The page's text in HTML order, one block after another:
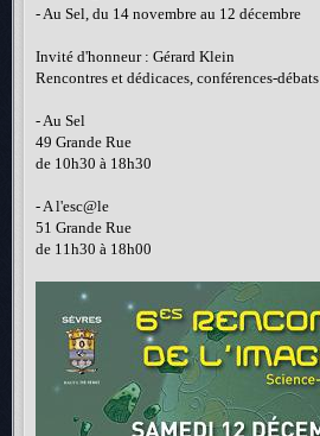
- Au Sel, du 14 novembre au 12 décembre
Invité d'honneur : Gérard Klein
Rencontres et dédicaces, conférences-débats
- Au Sel
49 Grande Rue
de 10h30 à 18h30
- A l'esc@le
51 Grande Rue
de 11h30 à 18h00